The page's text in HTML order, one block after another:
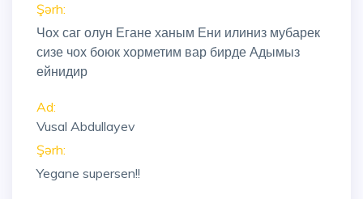
Şərh:
Чох саг олун Егане ханым Ени илиниз мубарек
сизе чох боюк хорметим вар бирде Адымыз
ейнидир
Ad:
Vusal Abdullayev
Şərh:
Yegane supersen!!